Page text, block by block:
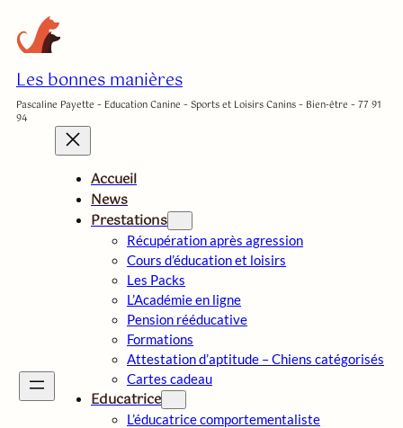
au
contenu
Les bonnes manières
Pascaline Payette – Education Canine – Sports et Loisirs Canins – Bien-être – 77 91
94
Accueil
News
Prestations
Récupération après agression
Cours d’éducation et loisirs
Les Packs
L’Académie en ligne
Pension rééducative
Formations
Attestation d’aptitude – Chiens catégorisés
Cartes cadeau
Educatrice
L’éducatrice comportementaliste